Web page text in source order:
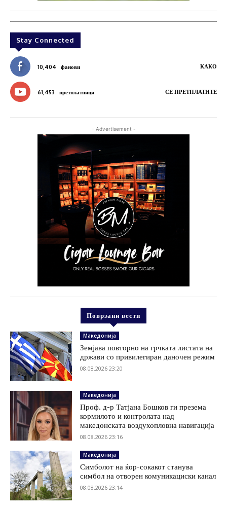
Stay Connected
10,404 фанови КАКО
61,453 претплатници СЕ ПРЕТПЛАТИТЕ
- Advertisement -
Поврзани вести
Македонија
Земјава повторно на грчката листата на
држави со привилегиран даночен режим
08.08.2026 23:20
Македонија
Проф. д-р Татјана Бошков ги презема
кормилото и контролата над
македонската воздухопловна навигација
08.08.2026 23:16
Македонија
Симболот на ќор-сокакот станува
симбол на отворен комуникациски канал
08.08.2026 23:14